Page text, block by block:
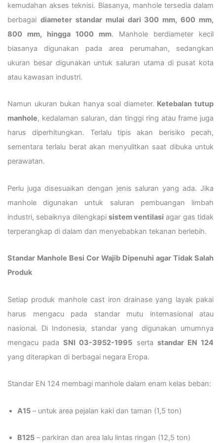
kemudahan akses teknisi. Biasanya, manhole tersedia dalam
berbagai diameter standar mulai dari 300 mm, 600 mm,
800 mm, hingga 1000 mm. Manhole berdiameter kecil
biasanya digunakan pada area perumahan, sedangkan
ukuran besar digunakan untuk saluran utama di pusat kota
atau kawasan industri.
Namun ukuran bukan hanya soal diameter. Ketebalan tutup
manhole, kedalaman saluran, dan tinggi ring atau frame juga
harus diperhitungkan. Terlalu tipis akan berisiko pecah,
sementara terlalu berat akan menyulitkan saat dibuka untuk
perawatan.
Perlu juga disesuaikan dengan jenis saluran yang ada. Jika
manhole digunakan untuk saluran pembuangan limbah
industri, sebaiknya dilengkapi sistem ventilasi agar gas tidak
terperangkap di dalam dan menyebabkan tekanan berlebih.
Standar Manhole Besi Cor Wajib Dipenuhi agar Tidak Salah
Produk
Setiap produk manhole cast iron drainase yang layak pakai
harus mengacu pada standar mutu internasional atau
nasional. Di Indonesia, standar yang digunakan umumnya
mengacu padaSNI 03-3952-1995 serta standar EN 124
yang diterapkan di berbagai negara Eropa.
Standar EN 124 membagi manhole dalam enam kelas beban:
A15 – untuk area pejalan kaki dan taman (1,5 ton)
B125 – parkiran dan area lalu lintas ringan (12,5 ton)